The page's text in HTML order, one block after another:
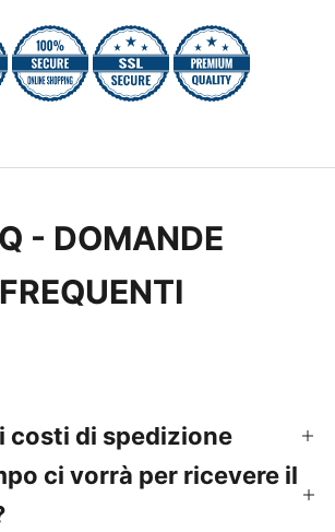
- DOMANDE
FREQUENTI
costi di spedizione
ci vorrà per ricevere il